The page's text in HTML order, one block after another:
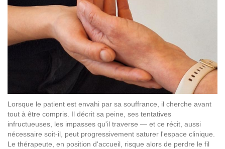
Lorsque le patient est envahi par sa souffrance, il cherche avant
tout à être compris. Il décrit sa peine, ses tentatives
infructueuses, les impasses qu'il traverse — et ce récit, aussi
nécessaire soit-il, peut progressivement saturer l'espace clinique.
Le thérapeute, en position d'accueil, risque alors de perdre le fil